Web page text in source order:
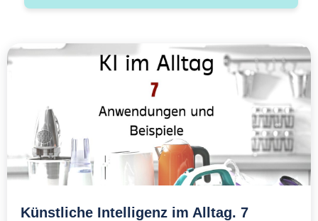
Künstliche Intelligenz im Alltag. 7